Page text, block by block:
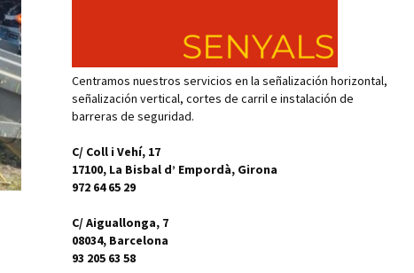
Centramos nuestros servicios en la señalización horizontal,
señalización vertical, cortes de carril e instalación de
barreras de seguridad.
C/ Coll i Vehí, 17
17100, La Bisbal d’ Empordà, Girona
972 64 65 29
C/ Aiguallonga, 7
08034, Barcelona
93 205 63 58